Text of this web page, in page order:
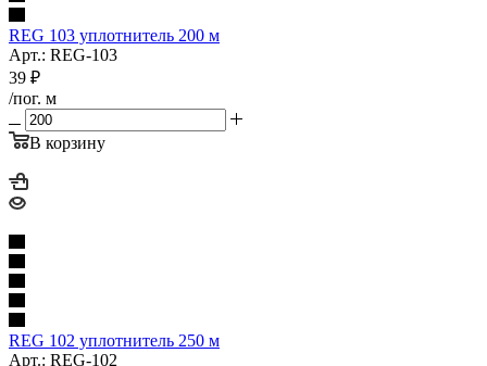
REG 103 уплотнитель 200 м
Арт.: REG-103
39 ₽
/пог. м
В корзину
REG 102 уплотнитель 250 м
Арт.: REG-102